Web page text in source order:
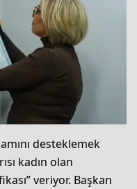
desteklemek
kadın olan
veriyor. Başkan